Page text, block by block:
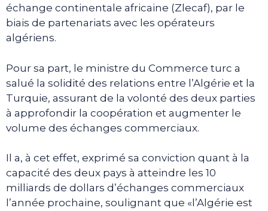
échange continentale africaine (Zlecaf), par le
biais de partenariats avec les opérateurs
algériens.
Pour sa part, le ministre du Commerce turc a
salué la solidité des relations entre l’Algérie et la
Turquie, assurant de la volonté des deux parties
à approfondir la coopération et augmenter le
volume des échanges commerciaux.
Il a, à cet effet, exprimé sa conviction quant à la
capacité des deux pays à atteindre les 10
milliards de dollars d’échanges commerciaux
l’année prochaine, soulignant que «l’Algérie est